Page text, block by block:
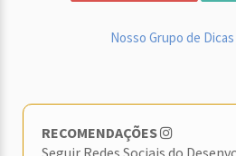
Nosso Grupo de
RECOMENDAÇÕES